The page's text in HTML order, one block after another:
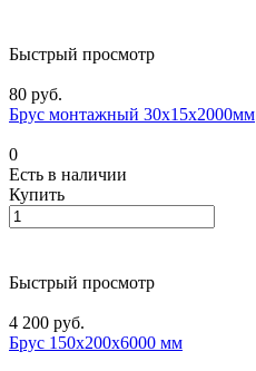
Быстрый просмотр
80 руб.
Брус монтажный 30х15х2000мм
0
Есть в наличии
Купить
Быстрый просмотр
4 200 руб.
Брус 150х200х6000 мм